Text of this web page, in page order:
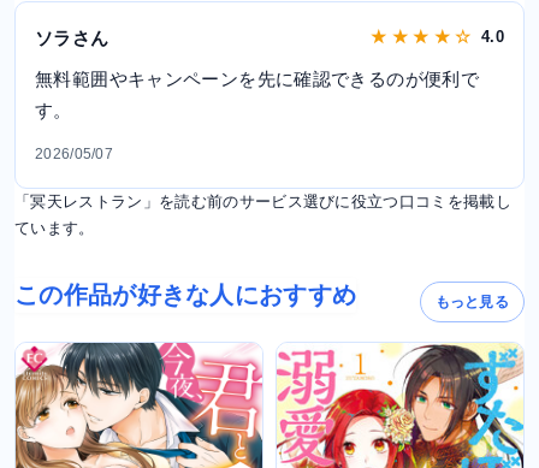
ソラさん ★ ★ ★ ★ ☆ 4.0
無料範囲やキャンペーンを先に確認できるのが便利で
す。
2026/05/07
「冥天レストラン」を読む前のサービス選びに役立つ口コミを掲載し
ています。
この作品が好きな人におすすめ もっと見る